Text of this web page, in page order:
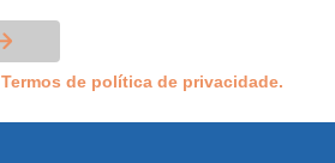
Termos de política de privacidade.